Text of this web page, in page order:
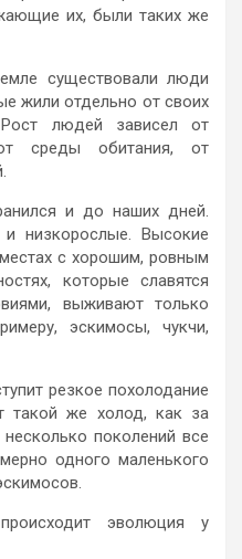
их, были таких же
существовали люди
жили отдельно от своих
Рост людей зависел от
среды обитания, от
и до наших дней.
низкорослые. Высокие
с хорошим, ровным
которые славятся
выживают только
эскимосы, чукчи,
резкое похолодание
такой же холод, как за
поколений все
одного маленького
эволюция у